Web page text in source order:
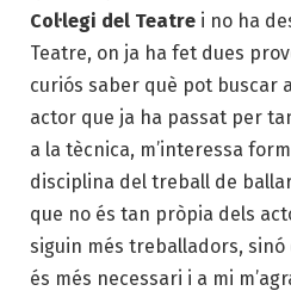
Col·legi del Teatre i no ha
Teatre, on ja ha fet dues
curiós saber què pot buscar
actor que ja ha passat per
a la tècnica, m’interessa
disciplina del treball de
que no és tan pròpia dels
siguin més treballadors, sinó
és més necessari i a mi